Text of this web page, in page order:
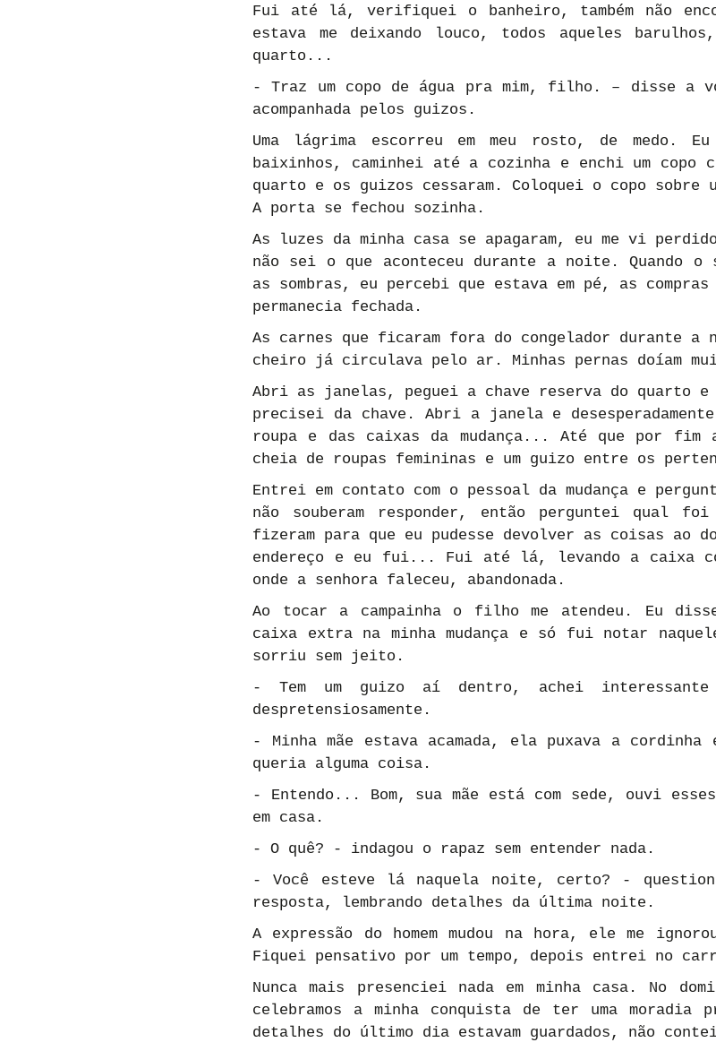
Fui até lá, verifiquei o banheiro, também não
estava me deixando louco, todos aqueles
quarto...
- Traz um copo de água pra mim, filho. – disse a
acompanhada pelos guizos.
Uma lágrima escorreu em meu rosto, de medo.
baixinhos, caminhei até a cozinha e enchi um copo
quarto e os guizos cessaram. Coloquei o copo sobre
A porta se fechou sozinha.
As luzes da minha casa se apagaram, eu me vi
não sei o que aconteceu durante a noite. Quando
as sombras, eu percebi que estava em pé, as
permanecia fechada.
As carnes que ficaram fora do congelador durante a
cheiro já circulava pelo ar. Minhas pernas doíam
Abri as janelas, peguei a chave reserva do quarto
precisei da chave. Abri a janela e
roupa e das caixas da mudança... Até que por fim
cheia de roupas femininas e um guizo entre os
Entrei em contato com o pessoal da mudança e
não souberam responder, então perguntei qual foi
fizeram para que eu pudesse devolver as coisas ao
endereço e eu fui... Fui até lá, levando a caixa
onde a senhora faleceu, abandonada.
Ao tocar a campainha o filho me atendeu. Eu
caixa extra na minha mudança e só fui notar
sorriu sem jeito.
- Tem um guizo aí dentro, achei
despretensiosamente.
- Minha mãe estava acamada, ela puxava a
queria alguma coisa.
- Entendo... Bom, sua mãe está com sede, ouvi
em casa.
- O quê? - indagou o rapaz sem entender nada.
- Você esteve lá naquela noite, certo? -
resposta, lembrando detalhes da última noite.
A expressão do homem mudou na hora, ele me
Fiquei pensativo por um tempo, depois entrei no
Nunca mais presenciei nada em minha casa. No
celebramos a minha conquista de ter uma
detalhes do último dia estavam guardados, não